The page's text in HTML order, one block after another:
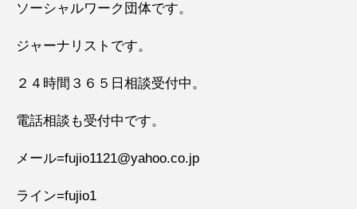
ソーシャルワーク団体です。
ジャーナリストです。
２４時間３６５日相談受付中。
電話相談も受付中です。
メール=fujio1121@yahoo.co.jp
ライン=fujio1